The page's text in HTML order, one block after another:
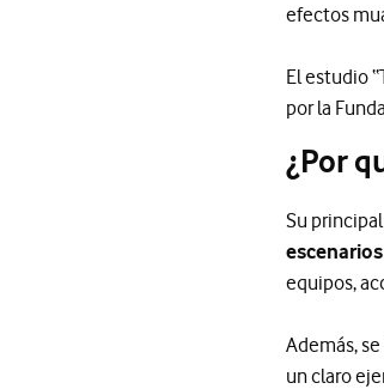
efectos
El estudio
por la
¿Por
Su
equipos,
Además,
un claro